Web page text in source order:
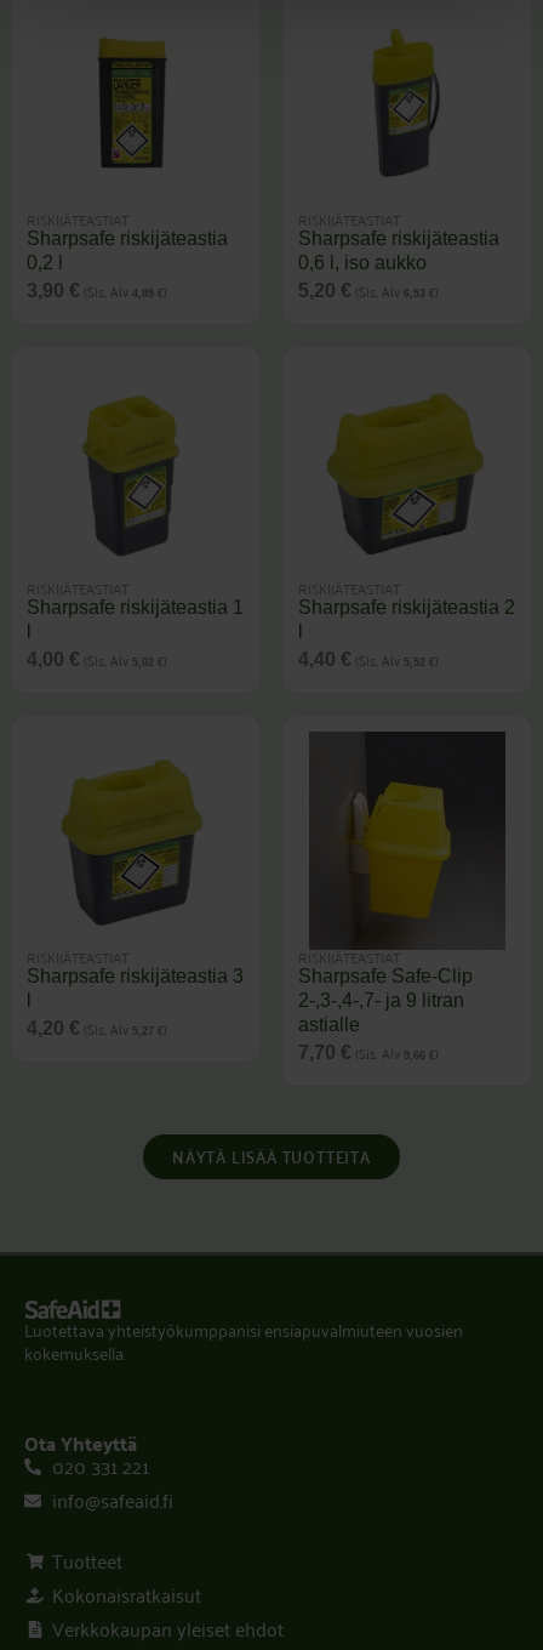
RISKIJÄTEASTIAT
Sharpsafe riskijäteastia
0,2 l
3,90 € (Sis. Alv 4,89 € )
RISKIJÄTEASTIAT
Sharpsafe riskijäteastia
0,6 l, iso aukko
5,20 € (Sis. Alv 6,53 € )
RISKIJÄTEASTIAT
Sharpsafe riskijäteastia 1
4,00 € (Sis. Alv 5,02 € )
RISKIJÄTEASTIAT
Sharpsafe riskijäteastia 2
4,40 € (Sis. Alv 5,52 € )
RISKIJÄTEASTIAT
Sharpsafe riskijäteastia 3
4,20 € (Sis. Alv 5,27 € )
RISKIJÄTEASTIAT
Sharpsafe Safe-Clip
2-,3-,4-,7- ja 9 litran
astialle
7,70 € (Sis. Alv 9,66 € )
NÄYTÄ LISÄÄ TUOTTEITA
Luotettava yhteistyökumppanisi ensiapuvalmiuteen vuosien
kokemuksella.
Ota Yhteyttä
020 331 221
info@safeaid.fi
Tuotteet
Kokonaisratkaisut
Verkkokaupan yleiset ehdot